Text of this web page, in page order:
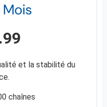
Mois
et la stabilité du
chaînes